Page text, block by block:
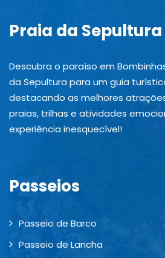
Praia da Sepultura
Descubra o paraíso em
da Sepultura para um guia
destacando as melhores
praias, trilhas e atividades
experiência inesquecível!
Passeios
Passeio de Barco
Passeio de Lancha